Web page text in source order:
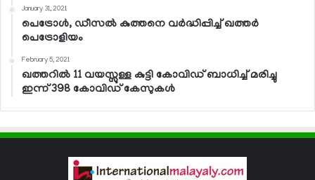
January 31, 2021
പെട്രോള്‍, ഡീസല്‍ കുത്തനെ വര്‍ദ്ധിപ്പിച്ച് ഖത്തര്‍
പെട്രോളിയം
February 5, 2021
ഖത്തറില്‍ 11 വയസ്സുള്ള കുട്ടി കോവിഡ് ബാധിച്ച് മരിച്ചു
ഇന്ന് 398 കോവിഡ് കേസുകള്‍